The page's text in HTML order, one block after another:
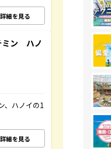
詳細を見る
ン ハノ
、ハノイの1
詳細を見る